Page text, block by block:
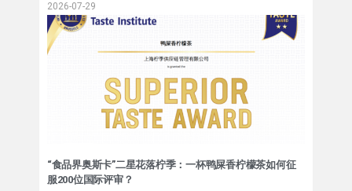
2026-07-29
“食品界奥斯卡”二星花落柠季：一杯鸭屎香柠檬茶如何征
服200位国际评审？